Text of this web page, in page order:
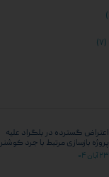
(۷)
اعتراض گسترده در بلگراد علیه
پروژه بازسازی مرتبط با جرد کوشنر
۲۳ آبان ۰۴